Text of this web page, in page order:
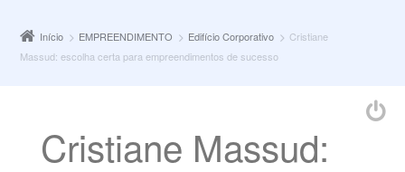
Início EMPREENDIMENTO Edifício Corporativo
Cristiane
Massud: escolha certa para empreendimentos de sucesso
Cristiane Massud: